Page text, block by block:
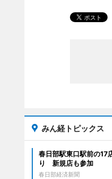
みん経トピックス
春日部駅東口駅前の17
り 新規店も参加
春日部経済新聞